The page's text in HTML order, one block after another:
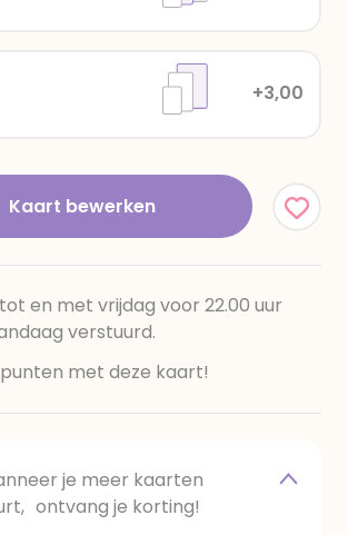
+3,00
Kaart bewerken
en met vrijdag voor 22.00 uur
verstuurd.
met deze kaart!
je meer kaarten
ontvang je korting!